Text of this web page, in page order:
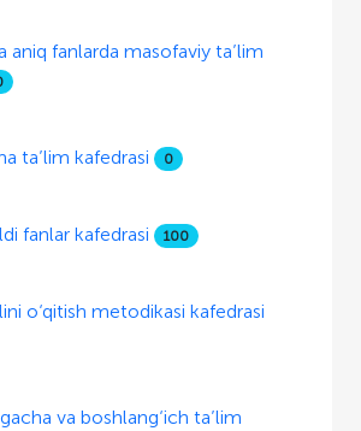
aniq fanlarda masofaviy ta’lim
ta’lim kafedrasi 0
fanlar kafedrasi 100
o‘qitish metodikasi kafedrasi
va boshlang‘ich ta’lim